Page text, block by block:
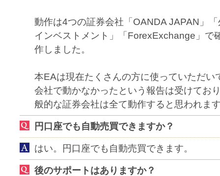
動作は4つの証券会社「OANDA JAPAN」
インベストメント」「ForexExchange」で
作しました。
本EAは現在たくさんの方に使っていただい
会社で動かなかったという報告は受けてお
般的な証券会社は全て動作すると思われま
円口座でも自動売買できますか？
はい。円口座でも自動売買できます。
後のサポートはありますか？